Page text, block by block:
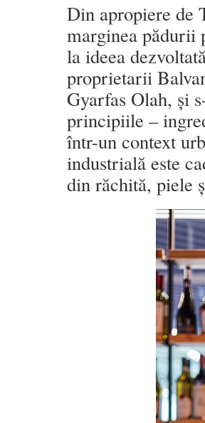
Din apropiere de
marginea
la ideea
proprietarii
Gyarfas Olah, și
principiile –
într-un context
industrială este
din răchită, piele